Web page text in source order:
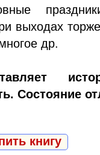
выходах
др.
Состояние
книгу